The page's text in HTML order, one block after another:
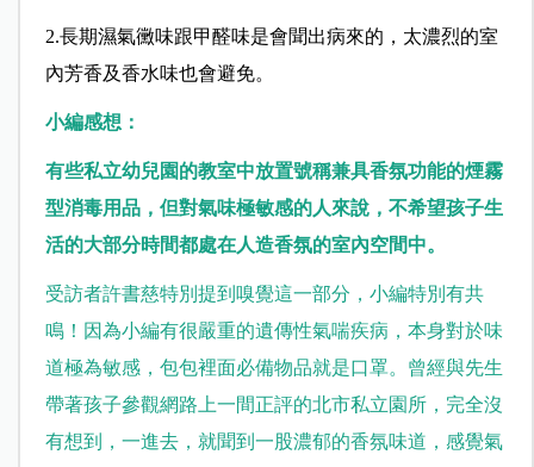
2.長期濕氣黴味跟甲醛味是會聞出病來的，太濃烈的室
內芳香及香水味也會避免。
小編感想：
有些私立幼兒園的教室中放置號稱兼具香氛功能的煙霧
型消毒用品，但對氣味極敏感的人來說，不希望孩子生
活的大部分時間都處在人造香氛的室內空間中。
受訪者許書慈特別提到嗅覺這一部分，小編特別有共
鳴！因為小編有很嚴重的遺傳性氣喘疾病，本身對於味
道極為敏感，包包裡面必備物品就是口罩。曾經與先生
帶著孩子參觀網路上一間正評的北市私立園所，完全沒
有想到，一進去，就聞到一股濃郁的香氛味道，感覺氣